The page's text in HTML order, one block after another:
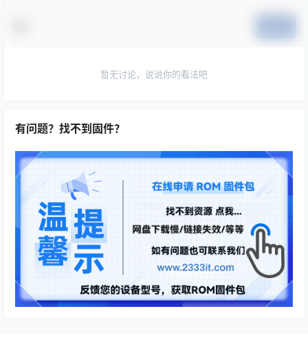
暂无讨论，说说你的看法吧
有问题？找不到固件？